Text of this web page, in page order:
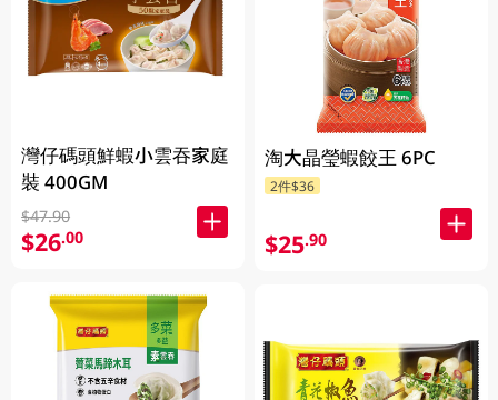
灣仔碼頭鮮蝦小雲吞家庭
裝 400GM
$47.90
$26.00
淘大晶瑩蝦餃王 6PC
2件$36
$25.90